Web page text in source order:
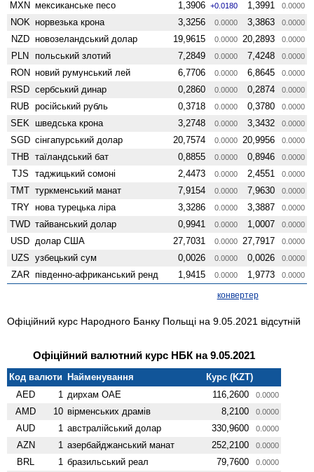
MXN мексиканське песо 1,3906 +0.0180 1,3991 0.0000
NOK норвезька крона 3,3256 0.0000 3,3863 0.0000
NZD ново­зеландський долар 19,9615 0.0000 20,2893 0.0000
PLN польський злотий 7,2849 0.0000 7,4248 0.0000
RON новий румунський лей 6,7706 0.0000 6,8645 0.0000
RSD сербський динар 0,2860 0.0000 0,2874 0.0000
RUB російський рубль 0,3718 0.0000 0,3780 0.0000
SEK шведська крона 3,2748 0.0000 3,3432 0.0000
SGD сінгапурський долар 20,7574 0.0000 20,9956 0.0000
THB таїландський бат 0,8855 0.0000 0,8946 0.0000
TJS таджицький сомоні 2,4473 0.0000 2,4551 0.0000
TMT туркменський манат 7,9154 0.0000 7,9630 0.0000
TRY нова турецька ліра 3,3286 0.0000 3,3887 0.0000
TWD тайванський долар 0,9941 0.0000 1,0007 0.0000
USD долар США 27,7031 0.0000 27,7917 0.0000
UZS узбецький сум 0,0026 0.0000 0,0026 0.0000
ZAR південно-африканський ренд 1,9415 0.0000 1,9773 0.0000
конвертер
Офіційний курс Народного Банку Польщі на 9.05.2021 відсутній
Офіційний валютний курс НБК на 9.05.2021
Код валюти Найменування
Курс (KZT)
AED
1 дирхам ОАЕ 116,2600 0.0000
AMD 10 вiрменських драмів 8,2100 0.0000
AUD 1 австралійський долар 330,9600 0.0000
AZN 1 азербайджанський манат 252,2100 0.0000
BRL 1 бразильський реал 79,7600 0.0000